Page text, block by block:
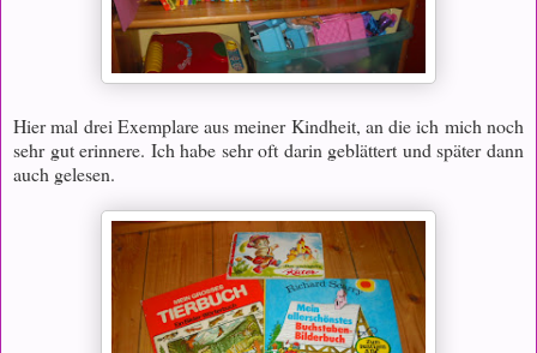
Hier mal drei Exemplare aus meiner Kindheit, an die ich mich noch
sehr gut erinnere. Ich habe sehr oft darin geblättert und später dann
auch gelesen.